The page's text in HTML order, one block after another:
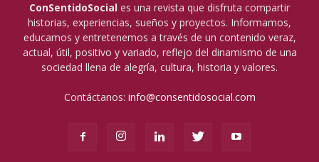
ConSentidoSocial es una revista que disfruta compartir
historias, experiencias, sueños y proyectos. Informamos,
educamos y entretenemos a través de un contenido veraz,
actual, útil, positivo y variado, reflejo del dinamismo de una
sociedad llena de alegría, cultura, historia y valores.
Contáctanos: info@consentidosocial.com